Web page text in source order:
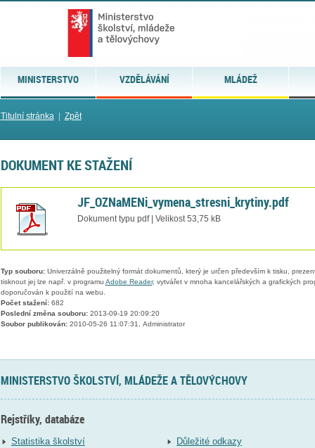
MINISTERSTVO VZDĚLÁVÁNÍ MLÁDEŽ
Titulní stránka| Zpět
DOKUMENT KE STAŽENÍ
JF_OZNaMENi_vymena_stresni_krytiny.pdf
Dokument typu pdf | Velikost 53,75 kB
Typ souboru:Univerzálně použitelný formát dokumentů, který je určen především k tisku,
tisknout jej lze např. v programu Adobe Reader, vytvářet v mnoha kancelářských a grafických
doporučován k použití na webu.
Počet stažení:682
Poslední změna souboru:2013-09-19 20:09:20
Soubor publikován:2010-05-26 11:07:31, Administrator
MINISTERSTVO ŠKOLSTVÍ, MLÁDEŽE A TĚLOVÝCHOVY
Rejstříky, databáze
Statistika školství
Důležité odkazy